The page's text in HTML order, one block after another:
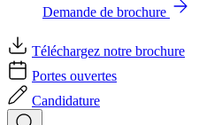
Demande de brochure
Téléchargez notre brochure
Portes ouvertes
Candidature